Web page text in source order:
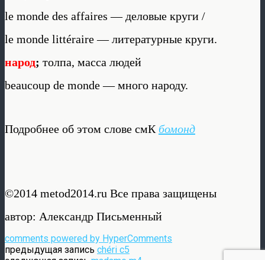
le monde des affaires — деловые круги /
le monde littéraire — литературные круги.
народ; толпа, масса людей
beaucoup de monde — много народу.
Подробнее об этом слове смК бомонд
©2014 metod2014.ru Все права защищены
автор: Александр Письменный
comments powered by HyperComments
предыдущая запись chéri c5